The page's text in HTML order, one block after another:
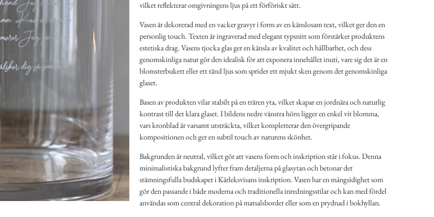
vilket reflekterar omgivningens ljus på ett förföriskt sätt.
Vasen är dekorerad med en vacker gravyr i form av en känslosam text, vilket ger den en
personlig touch. Texten är ingraverad med elegant typsnitt som förstärker produktens
estetiska drag. Vasens tjocka glas ger en känsla av kvalitet och hållbarhet, och dess
genomskinliga natur gör den idealisk för att exponera innehållet inuti, vare sig det är en
blomsterbukett eller ett tänd ljus som sprider ett mjukt sken genom det genomskinliga
glaset.
Basen av produkten vilar stabilt på en trären yta, vilket skapar en jordnära och naturlig
kontrast till det klara glaset. I bildens nedre vänstra hörn ligger en enkel vit blomma,
vars kronblad är varsamt utsträckta, vilket kompletterar den övergripande
kompositionen och ger en subtil touch av naturens skönhet.
Bakgrunden är neutral, vilket gör att vasens form och inskription står i fokus. Denna
minimalistiska bakgrund lyfter fram detaljerna på glasytan och betonar det
stämningsfulla budskapet i Kärleksvisans inskription. Vasen har en mångsidighet som
gör den passande i både moderna och traditionella inredningsstilar och kan med fördel
användas som central dekoration på matsalsbordet eller som en prydnad i bokhyllan.